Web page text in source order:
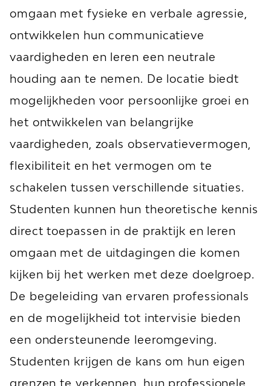
omgaan met fysieke en verbale agressie,
ontwikkelen hun communicatieve
vaardigheden en leren een neutrale
houding aan te nemen. De locatie biedt
mogelijkheden voor persoonlijke groei en
het ontwikkelen van belangrijke
vaardigheden, zoals observatievermogen,
flexibiliteit en het vermogen om te
schakelen tussen verschillende situaties.
Studenten kunnen hun theoretische kennis
direct toepassen in de praktijk en leren
omgaan met de uitdagingen die komen
kijken bij het werken met deze doelgroep.
De begeleiding van ervaren professionals
en de mogelijkheid tot intervisie bieden
een ondersteunende leeromgeving.
Studenten krijgen de kans om hun eigen
grenzen te verkennen, hun professionele